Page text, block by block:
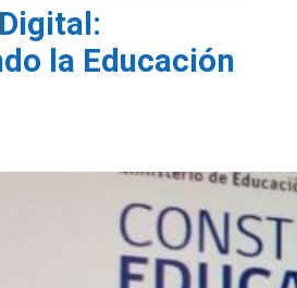
la Educación